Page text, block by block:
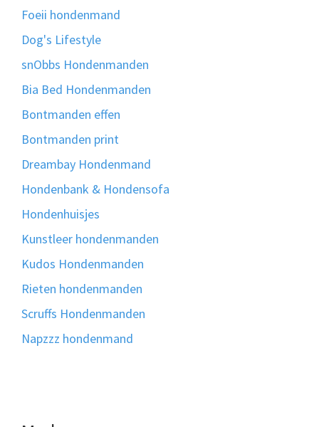
Foeii hondenmand
Dog's Lifestyle
snObbs Hondenmanden
Bia Bed Hondenmanden
Bontmanden effen
Bontmanden print
Dreambay Hondenmand
Hondenbank & Hondensofa
Hondenhuisjes
Kunstleer hondenmanden
Kudos Hondenmanden
Rieten hondenmanden
Scruffs Hondenmanden
Napzzz hondenmand